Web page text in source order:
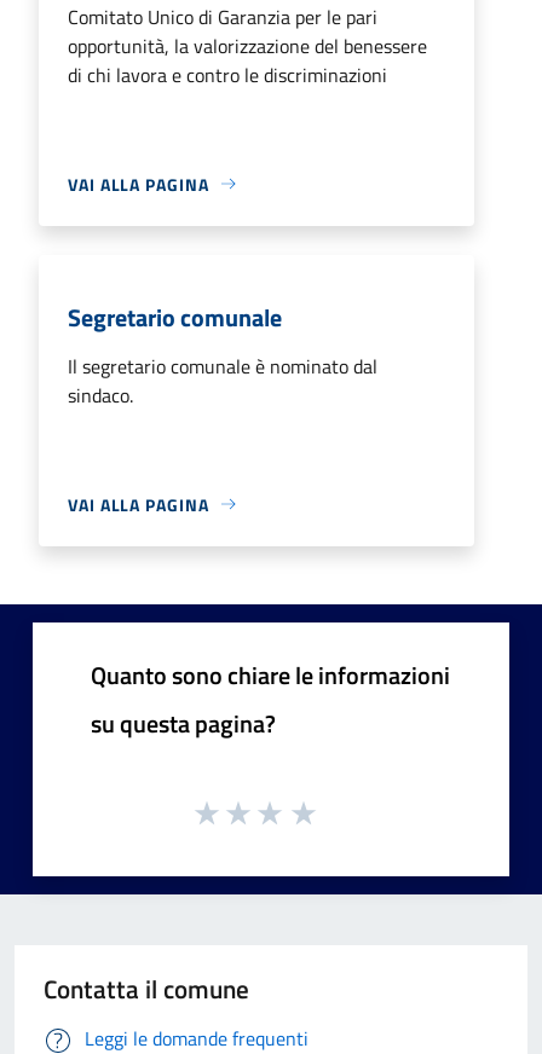
Comitato Unico di Garanzia per le pari
opportunità, la valorizzazione del benessere
di chi lavora e contro le discriminazioni
VAI ALLA PAGINA
Segretario comunale
Il segretario comunale è nominato dal
sindaco.
VAI ALLA PAGINA
Quanto sono chiare le informazioni
su questa pagina?
Contatta il comune
Leggi le domande frequenti